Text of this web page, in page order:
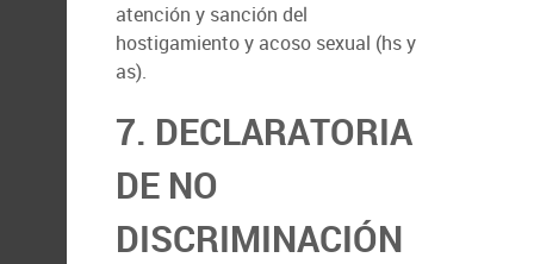
atención y sanción del
hostigamiento y acoso sexual (hs y
as).
7. DECLARATORIA
DE NO
DISCRIMINACIÓN